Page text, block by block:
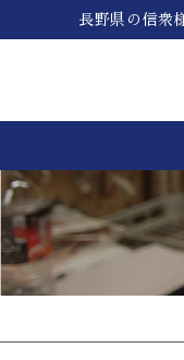
長野県の信衆